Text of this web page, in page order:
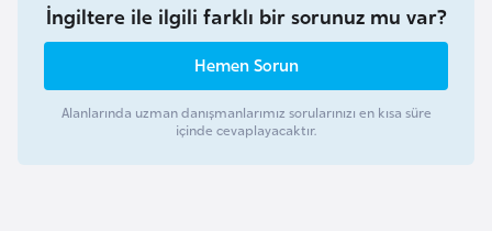
İngiltere ile ilgili farklı bir sorunuz mu var?
Hemen Sorun
Alanlarında uzman danışmanlarımız sorularınızı en kısa süre
içinde cevaplayacaktır.